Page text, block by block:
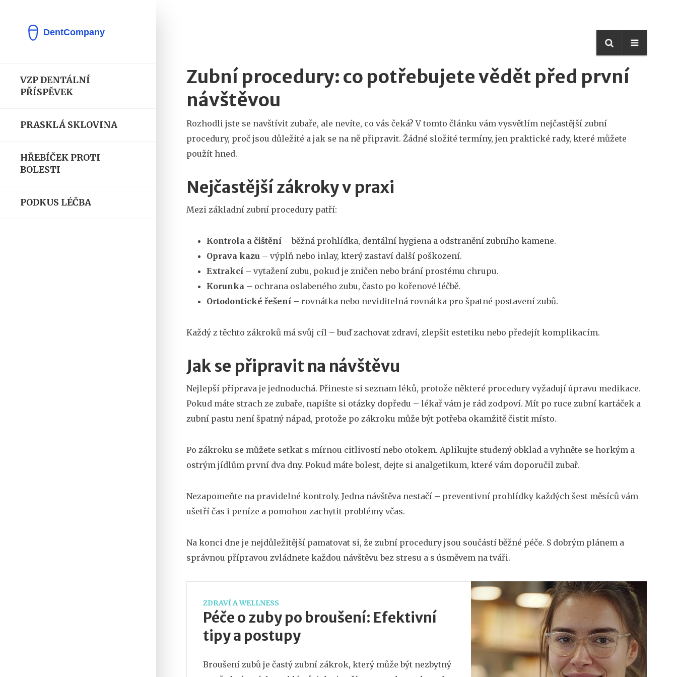
VZP DENTÁLNÍ
PŘÍSPĚVEK
PRASKLÁ SKLOVINA
HŘEBÍČEK PROTI
BOLESTI
PODKUS LÉČBA
Zubní procedury: co potřebujete vědět před první
návštěvou
Rozhodli jste se navštívit zubaře, ale nevíte, co vás čeká? V tomto článku vám vysvětlím nejčastější zubní
procedury, proč jsou důležité a jak se na ně připravit. Žádné složité termíny, jen praktické rady, které můžete
použít hned.
Nejčastější zákroky v praxi
Mezi základní zubní procedury patří:
Kontrola a čištění – běžná prohlídka, dentální hygiena a odstranění zubního kamene.
Oprava kazu – výplň nebo inlay, který zastaví další poškození.
Extrakcí – vytažení zubu, pokud je zničen nebo brání prostému chrupu.
Korunka – ochrana oslabeného zubu, často po kořenové léčbě.
Ortodontické řešení – rovnátka nebo neviditelná rovnátka pro špatné postavení zubů.
Každý z těchto zákroků má svůj cíl – buď zachovat zdraví, zlepšit estetiku nebo předejít komplikacím.
Jak se připravit na návštěvu
Nejlepší příprava je jednoduchá. Přineste si seznam léků, protože některé procedury vyžadují úpravu medikace.
Pokud máte strach ze zubaře, napište si otázky dopředu – lékař vám je rád zodpoví. Mít po ruce zubní kartáček a
zubní pastu není špatný nápad, protože po zákroku může být potřeba okamžitě čistit místo.
Po zákroku se můžete setkat s mírnou citlivostí nebo otokem. Aplikujte studený obklad a vyhněte se horkým a
ostrým jídlům první dva dny. Pokud máte bolest, dejte si analgetikum, které vám doporučil zubař.
Nezapomeňte na pravidelné kontroly. Jedna návštěva nestačí – preventivní prohlídky každých šest měsíců vám
ušetří čas i peníze a pomohou zachytit problémy včas.
Na konci dne je nejdůležitější pamatovat si, že zubní procedury jsou součástí běžné péče. S dobrým plánem a
správnou přípravou zvládnete každou návštěvu bez stresu a s úsměvem na tváři.
ZDRAVÍ A WELLNESS
Péče o zuby po broušení: Efektivní
tipy a postupy
Broušení zubů je častý zubní zákrok, který může být nezbytný